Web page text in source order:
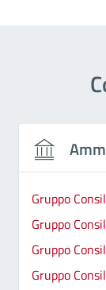
Gruppo
Gruppo
Gruppo
Gruppo